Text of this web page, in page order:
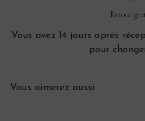
Retour
Vous avez 14 jours après
pour
Vous aimerez aussi